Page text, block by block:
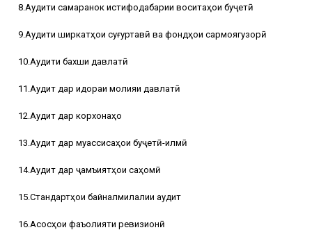
8.Аудити самаранок истифодабарии воситаҳои буҷетӣ
9.Аудити ширкатҳои суғуртавӣ ва фондҳои сармоягузорӣ
10.Аудити бахши давлатӣ
11.Аудит дар идораи молияи давлатӣ
12.Аудит дар корхонаҳо
13.Аудит дар муассисаҳои буҷетӣ-илмӣ
14.Аудит дар ҷамъиятҳои саҳомӣ
15.Стандартҳои байналмилалии аудит
16.Асосҳои фаъолияти ревизионӣ